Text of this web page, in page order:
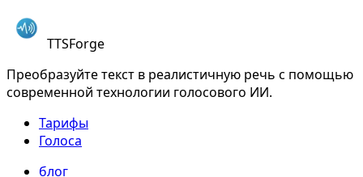
TTSForge
Преобразуйте текст в реалистичную речь с помощью
современной технологии голосового ИИ.
Тарифы
Голоса
блог